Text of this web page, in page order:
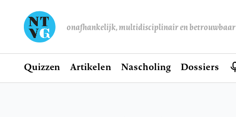
onafhankelijk, multidisciplinair en betrouwbaar
Hoofdnavigatie
Home
Quizzen Artikelen Nascholing Dossiers